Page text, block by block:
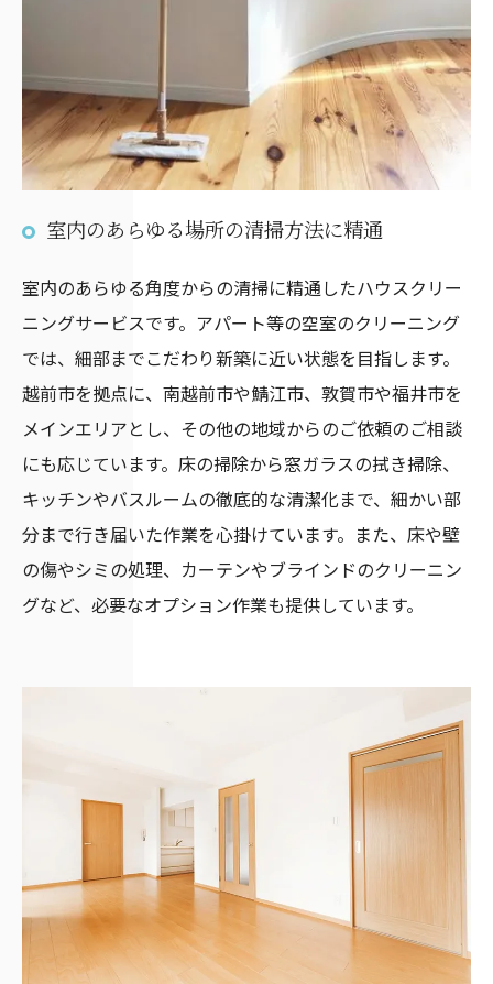
室内のあらゆる場所の清掃方法に精通
室内のあらゆる角度からの清掃に精通したハウスクリー
ニングサービスです。アパート等の空室のクリーニング
では、細部までこだわり新築に近い状態を目指します。
越前市を拠点に、南越前市や鯖江市、敦賀市や福井市を
メインエリアとし、その他の地域からのご依頼のご相談
にも応じています。床の掃除から窓ガラスの拭き掃除、
キッチンやバスルームの徹底的な清潔化まで、細かい部
分まで行き届いた作業を心掛けています。また、床や壁
の傷やシミの処理、カーテンやブラインドのクリーニン
グなど、必要なオプション作業も提供しています。